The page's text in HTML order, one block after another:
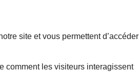
site et vous permettent d’accéder
comment les visiteurs interagissent